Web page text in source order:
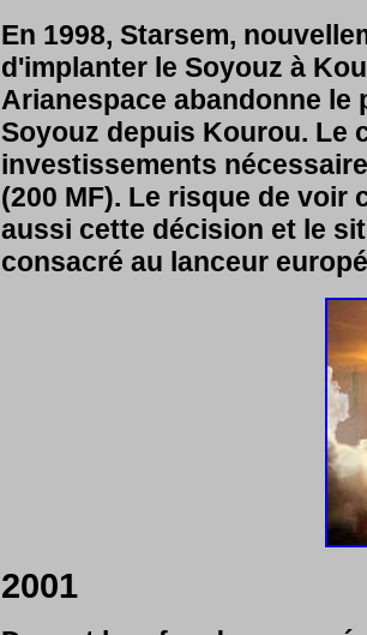
En 1998, Starsem,
d'implanter le Soyouz à
Arianespace abandonne le
Soyouz depuis Kourou. Le
investissements
(200 MF). Le risque de
aussi cette décision et le
consacré au lanceur
2001